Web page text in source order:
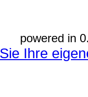
powered in
Ihre